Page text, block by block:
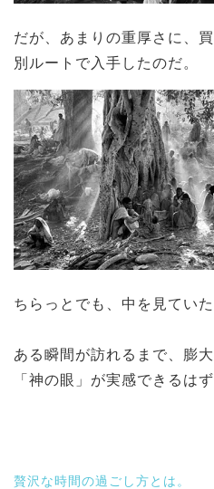
だが、あまりの重厚さに、
別ルートで入手したのだ。
ちらっとでも、中を見ていた
ある瞬間が訪れるまで、膨
「神の眼」が実感できるはず
贅沢な時間の過ごし方とは。